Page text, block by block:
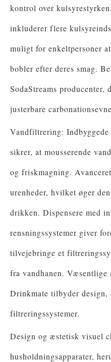
kontrol over
inkluderer flere
muligt for enkeltpersoner
bobler efter deres smag.
SodaStreams producenter,
justerbare
Vandfiltrering:
sikrer, at mousserende
og friskmagning.
urenheder, hvilket øger
drikken. Dispensere med
rensningssystemer giver
tilvejebringe et
fra vandhanen.
Drinkmate tilbyder
filtreringssystemer.
Design og æstetisk visuel
husholdningsapparater,